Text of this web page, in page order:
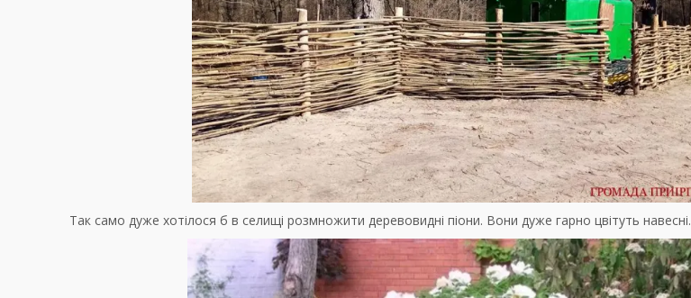
Так само дуже хотілося б в селищі розмножити деревовидні піони. Вони дуже гарно цвітуть навесні.